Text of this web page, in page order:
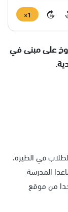
15
1×
على مبنى في
في الطيرة،
المدرسة
جدا من موقع